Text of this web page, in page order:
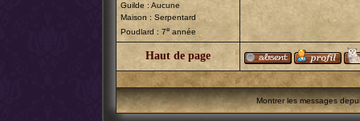
Guilde : Aucune
Maison : Serpentard
Poudlard : 7e année
Haut de page
Montrer les messages